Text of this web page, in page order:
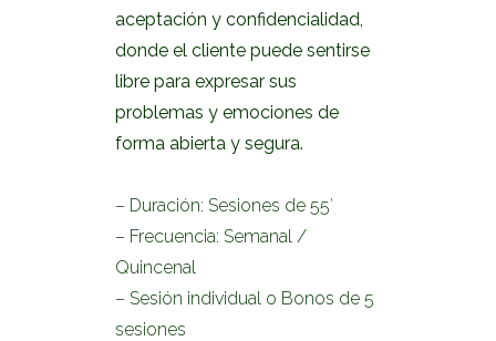
aceptación y confidencialidad,
donde el cliente puede sentirse
libre para expresar sus
problemas y emociones de
forma abierta y segura.
– Duración: Sesiones de 55′
– Frecuencia: Semanal /
Quincenal
– Sesión individual o Bonos de 5
sesiones